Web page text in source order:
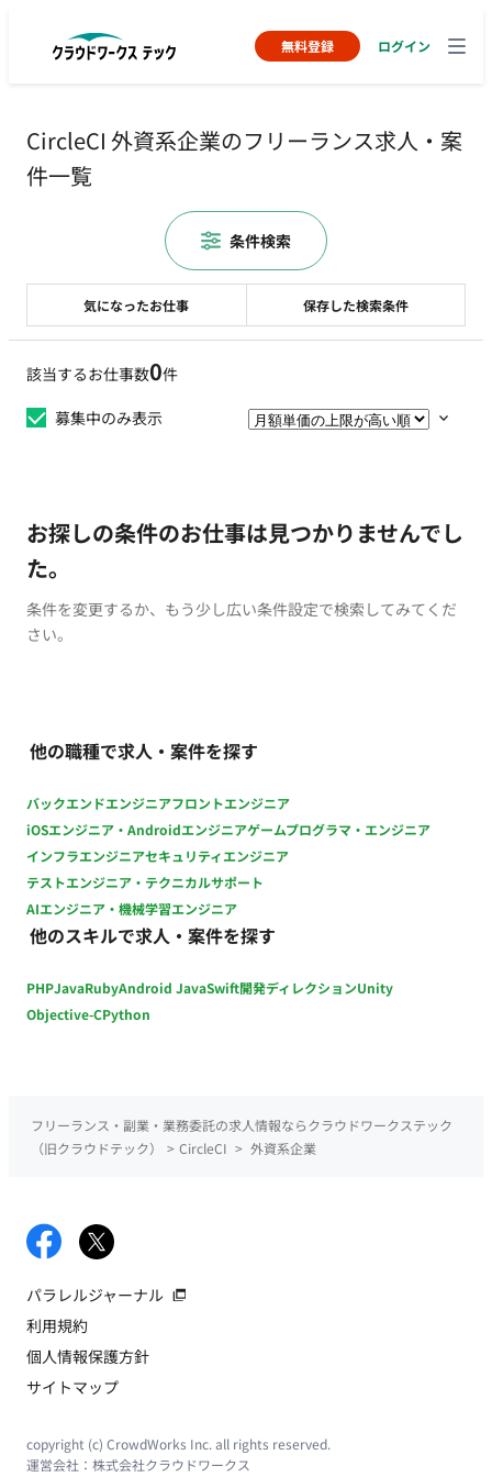
無料登録 ログイン
CircleCI 外資系企業のフリーランス求人・案
件一覧
該当するお仕事数0件
募集中のみ表示
お探しの条件のお仕事は見つかりませんでし
た。
条件を変更するか、もう少し広い条件設定で検索してみてくだ
さい。
他の職種で求人・案件を探す
バックエンドエンジニアフロントエンジニア
iOSエンジニア・Androidエンジニアゲームプログラマ・エンジニア
インフラエンジニアセキュリティエンジニア
テストエンジニア・テクニカルサポート
AIエンジニア・機械学習エンジニア
他のスキルで求人・案件を探す
PHPJavaRubyAndroid JavaSwift開発ディレクションUnity
Objective-CPython
気になったお仕事 保存した検索条件
条件検索
フリーランス・副業・業務委託の求人情報ならクラウドワークステック
（旧クラウドテック）
> CircleCI > 外資系企業
パラレルジャーナル
利用規約
個人情報保護方針
サイトマップ
copyright (c) CrowdWorks Inc. all rights reserved.
運営会社： 株式会社クラウドワークス